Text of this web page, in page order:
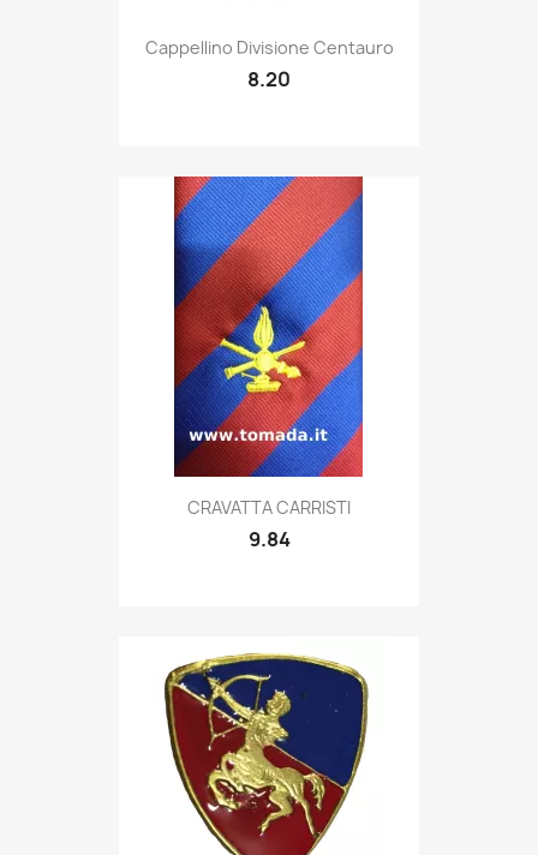
 Quick view
Cappellino Divisione Centauro
8.20
Quick view
CRAVATTA CARRISTI
9.84